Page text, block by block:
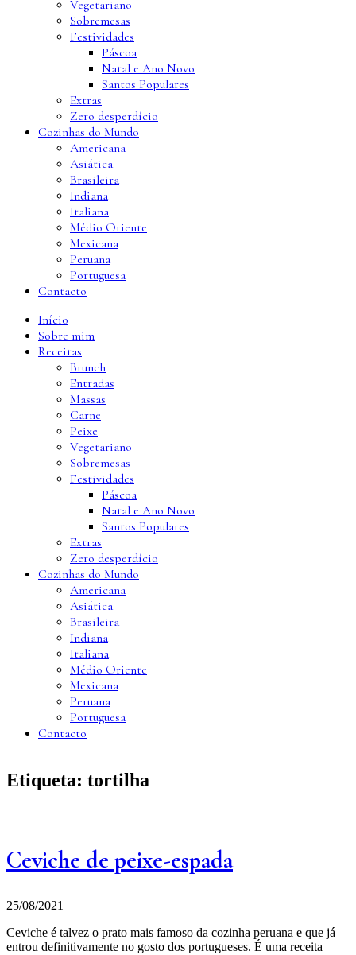
Vegetariano
Sobremesas
Festividades
Páscoa
Natal e Ano Novo
Santos Populares
Extras
Zero desperdício
Cozinhas do Mundo
Americana
Asiática
Brasileira
Indiana
Italiana
Médio Oriente
Mexicana
Peruana
Portuguesa
Contacto
Início
Sobre mim
Receitas
Brunch
Entradas
Massas
Carne
Peixe
Vegetariano
Sobremesas
Festividades
Páscoa
Natal e Ano Novo
Santos Populares
Extras
Zero desperdício
Cozinhas do Mundo
Americana
Asiática
Brasileira
Indiana
Italiana
Médio Oriente
Mexicana
Peruana
Portuguesa
Contacto
Etiqueta: tortilha
Ceviche de peixe-espada
25/08/2021
Ceviche é talvez o prato mais famoso da cozinha peruana e que já
entrou definitivamente no gosto dos portugueses. É uma receita